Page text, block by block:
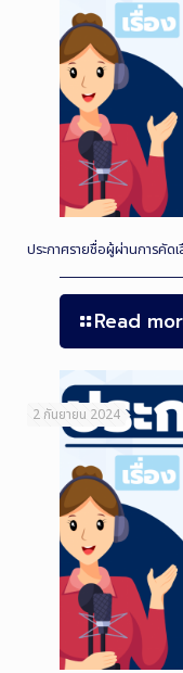
ประกาศรายชื่อผู้ผ่านการคัด
Read
2 กันยายน 2024